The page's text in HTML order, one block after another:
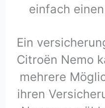
einfach
Ein
Citroën Nemo
mehrere
ihren